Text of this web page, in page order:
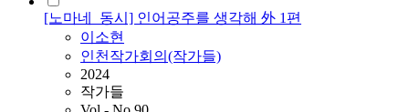
[노마네_동시] 인어공주를 생각해 外 1편
이소현
인천작가회의(작가들)
2024
작가들